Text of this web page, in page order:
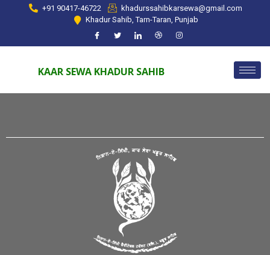
+91 90417-46722
khadurssahibkarsewa@gmail.com
Khadur Sahib, Tarn-Taran, Punjab
KAAR SEWA KHADUR SAHIB